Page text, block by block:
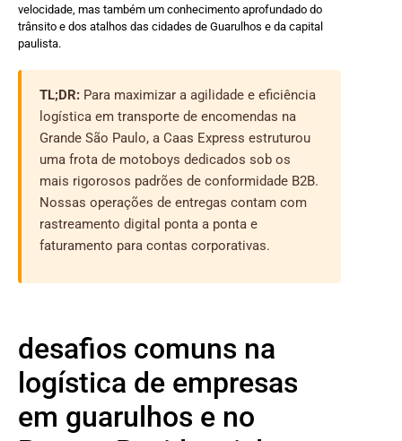
velocidade, mas também um conhecimento aprofundado do
trânsito e dos atalhos das cidades de Guarulhos e da capital
paulista.
TL;DR: Para maximizar a agilidade e eficiência
logística em transporte de encomendas na
Grande São Paulo, a Caas Express estruturou
uma frota de motoboys dedicados sob os
mais rigorosos padrões de conformidade B2B.
Nossas operações de entregas contam com
rastreamento digital ponta a ponta e
faturamento para contas corporativas.
desafios comuns na
logística de empresas
em guarulhos e no